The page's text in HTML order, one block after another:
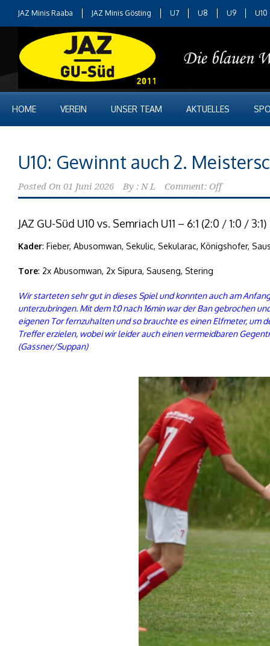
JAZ Minis Raaba JAZ Minis Gösting U7 U8 U9 U10
HOME VEREIN UNSER TEAM AKTUELLES
U10: Gewinnt auch 2.
Posted On 01 Juni 2026 By : N L Comment: Off
JAZ GU-Süd U10 vs. Semriach U11 – 6:1 (2:0 / 1:0 / 3:1)
Kader: Fieber, Abusomwan, Sekulic, Sekularac, Königshofer,
Tore: 2x Abusomwan, 2x Sipura, Sauseng, Stering
Wir starteten sehr gut in dieses Spiel und konnten auch am
unterzubringen. Mit dem 1:0 nach 16min war der Ban gebrochen
eigenen Tor fernzuhalten und so brauchte es einen Elfmeter, um
Treffer erzielen, wobei wir leider auch einen vermeidbaren
(Gassner/Suppan)